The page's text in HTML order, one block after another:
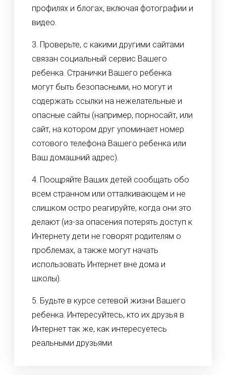
профилях и блогах, включая фотографии и
видео.
3. Проверьте, с какими другими сайтами
связан социальный сервис Вашего
ребенка. Странички Вашего ребенка
могут быть безопасными, но могут и
содержать ссылки на нежелательные и
опасные сайты (например, порносайт, или
сайт, на котором друг упоминает номер
сотового телефона Вашего ребенка или
Ваш домашний адрес).
4. Поощряйте Ваших детей сообщать обо
всем странном или отталкивающем и не
слишком остро реагируйте, когда они это
делают (из-за опасения потерять доступ к
Интернету дети не говорят родителям о
проблемах, а также могут начать
использовать Интернет вне дома и
школы).
5. Будьте в курсе сетевой жизни Вашего
ребенка. Интересуйтесь, кто их друзья в
Интернет так же, как интересуетесь
реальными друзьями.